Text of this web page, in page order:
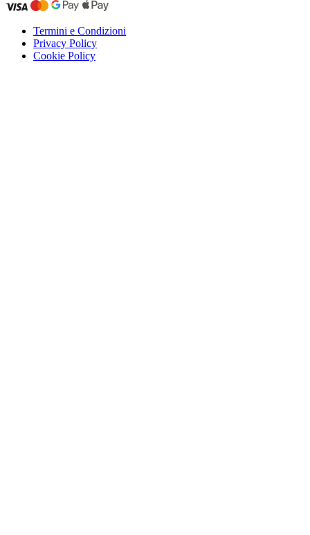
Termini e Condizioni
Privacy Policy
Cookie Policy